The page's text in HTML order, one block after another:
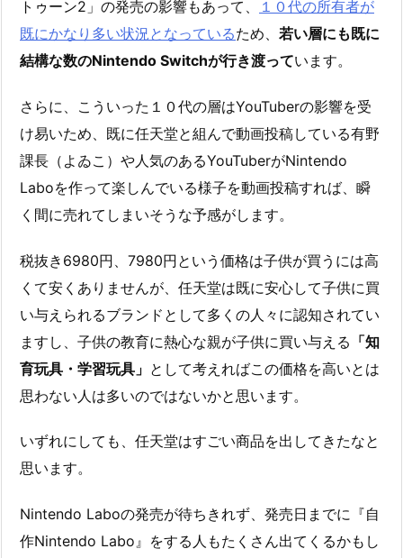
トゥーン2」の発売の影響もあって、
１０代の所有者が
既にかなり多い状況となっているため、 若い層にも既に
結構な数のNintendo Switchが行き渡っています。
さらに、こういった１０代の層はYouTuberの影響を受
け易いため、既に任天堂と組んで動画投稿している有野
課長（よゐこ）や人気のあるYouTuberがNintendo
Laboを作って楽しんでいる様子を動画投稿すれば、瞬
く間に売れてしまいそうな予感がします。
税抜き6980円、7980円という価格は子供が買うには高
くて安くありませんが、任天堂は既に安心して子供に買
い与えられるブランドとして多くの人々に認知されてい
ますし、子供の教育に熱心な親が子供に買い与える 「知
育玩具・学習玩具」 として考えればこの価格を高いとは
思わない人は多いのではないかと思います。
いずれにしても、任天堂はすごい商品を出してきたなと
思います。
Nintendo Laboの発売が待ちきれず、発売日までに『自
作Nintendo Labo』をする人もたくさん出てくるかもし